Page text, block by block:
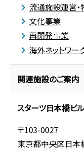
流通施設運営
文化事業
再開発事業
海外ネットワー
関連施設のご案内
スターツ日本橋ビル
〒103-0027
東京都中央区日